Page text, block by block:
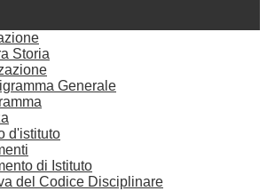
Storia
Generale
d'istituto
di Istituto
del Codice Disciplinare